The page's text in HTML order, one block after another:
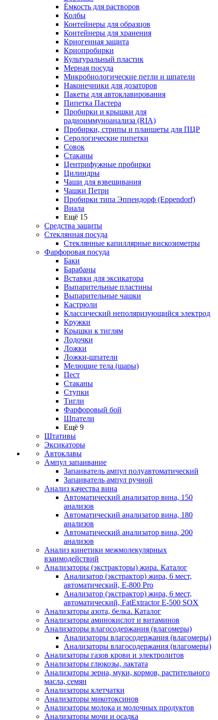
Ёмкость для растворов
Колбы
Контейнеры для образцов
Контейнеры для хранения
Криогенная защита
Криопробирки
Культуральный пластик
Мерная посуда
Микробиологические петли и шпатели
Наконечники для дозаторов
Пакеты для автоклавирования
Пипетка Пастера
Пробирки и крышки для
радиоиммуноанализа (RIA)
Пробирки, стрипы и планшеты для ПЦР
Серологические пипетки
Совок
Стаканы
Центрифужные пробирки
Цилиндры
Чаши для взвешивания
Чашки Петри
Пробирки типа Эппендорф (Eppendorf)
Виала
Ещё 15
Средства защиты
Стеклянная посуда
Стеклянные капиллярные вискозиметры
Фарфоровая посуда
Баки
Барабаны
Вставки для эксикатора
Выпарительные пластины
Выпарительные чашки
Кастрюли
Классический неполяризующийся электрод
Кружки
Крышки к тиглям
Лодочки
Ложки
Ложки-шпатели
Мелющие тела (шары)
Пест
Стаканы
Ступки
Тигли
Фарфоровый бой
Шпатели
Ещё 9
Штативы
Эксикаторы
Автоклавы
Ампул запаивание
Запаиватель ампул полуавтоматический
Запаиватель ампул ручной
Анализ качества вина
Автоматический анализатор вина, 150
анализов
Автоматический анализатор вина, 180
анализов
Автоматический анализатор вина, 200
анализов
Анализ кинетики межмолекулярных
взаимодействий
Анализаторы (экстракторы) жира. Каталог
Анализатор (экстрактор) жира, 6 мест,
автоматический, E-800 Pro
Анализатор (экстрактор) жира, 6 мест,
автоматический, FatExtractor E-500 SOX
Анализаторы азота, белка. Каталог
Анализаторы аминокислот и витаминов
Анализаторы влагосодержания (влагомеры)
Анализаторы влагосодержания (влагомеры)
Анализаторы влагосодержания (влагомеры)
Анализаторы газов крови и электролитов
Анализаторы глюкозы, лактата
Анализаторы зерна, муки, кормов, растительного
масла, семян
Анализаторы клетчатки
Анализаторы микотоксинов
Анализаторы молока и молочных продуктов
Анализаторы мочи и осадка